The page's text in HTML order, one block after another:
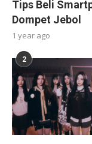
Tips Beli
Dompet Jebol
1 year ago
2